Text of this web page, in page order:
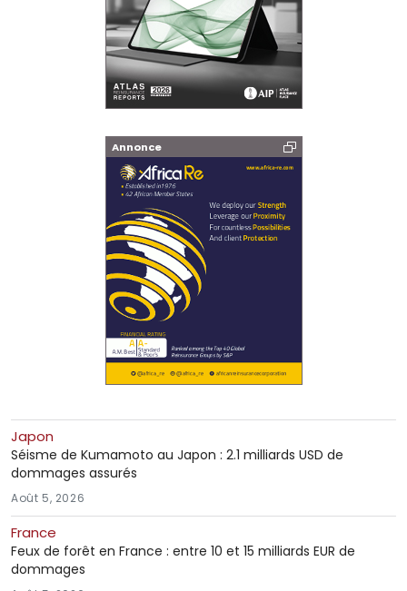
Annonce
Japon
Séisme de Kumamoto au Japon : 2.1 milliards USD de
dommages assurés
Août 5, 2026
France
Feux de forêt en France : entre 10 et 15 milliards EUR de
dommages